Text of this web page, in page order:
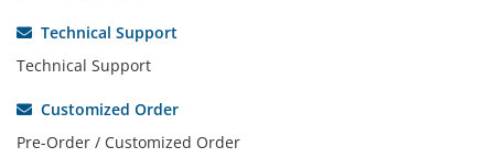
Technical Support
Technical Support
Customized Order
Pre-Order / Customized Order